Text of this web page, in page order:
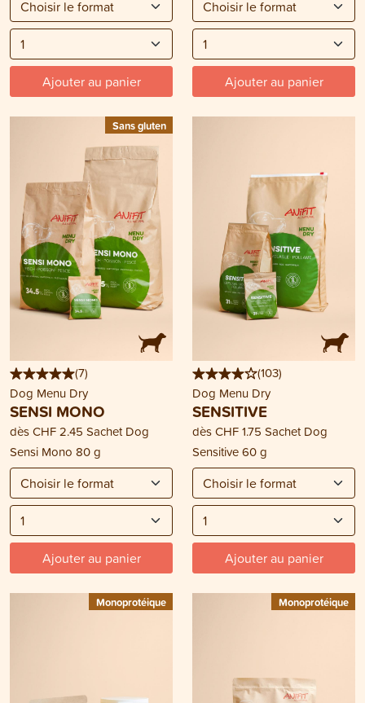
Ajouter au panier Ajouter au panier
Sans gluten
(7)
Dog Menu Dry
SENSI MONO
dèsCHF 2.45 Sachet Dog
Sensi Mono 80 g
Ajouter au panier
(103)
Dog Menu Dry
SENSITIVE
dèsCHF 1.75 Sachet Dog
Sensitive 60 g
Ajouter au panier
Monoprotéique Monoprotéique